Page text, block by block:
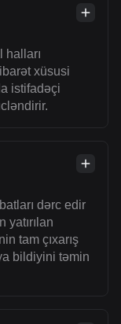
halları
xüsusi
istifadəçi
dərc edir
yatırılan
tam çıxarış
bildiyini təmin